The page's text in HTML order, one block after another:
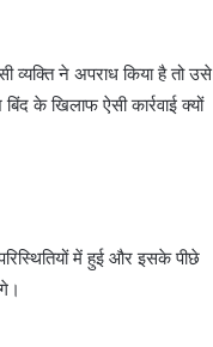
व्यक्ति ने अपराध किया है तो उसे
के खिलाफ ऐसी कार्रवाई क्यों
में हुई और इसके पीछे